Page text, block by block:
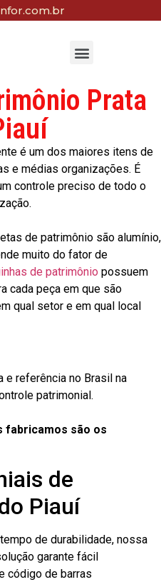
Prata
é um dos maiores itens de
e médias organizações. É
controle preciso de todo o
de patrimônio são alumínio,
muito do fator de
de patrimônio possuem
cada peça em que são
qual setor e em qual local
e referência no Brasil na
patrimonial.
fabricamos são os
de
Piauí
de durabilidade, nossa
garante fácil
código de barras